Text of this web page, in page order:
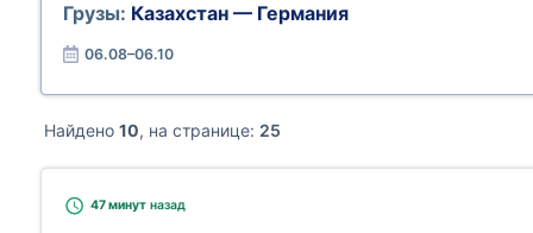
Грузы: Казахстан — Германия
06.08–06.10
Найдено 10, на странице: 25
47 минут назад